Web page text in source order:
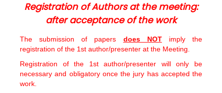
Registration of Authors at the meeting:
after acceptance of the work
The submission of papers does NOTimply the
registration of the 1st author/presenter at the Meeting.
Registration of the 1st author/presenter will only be
necessary and obligatory once the jury has accepted the
work.